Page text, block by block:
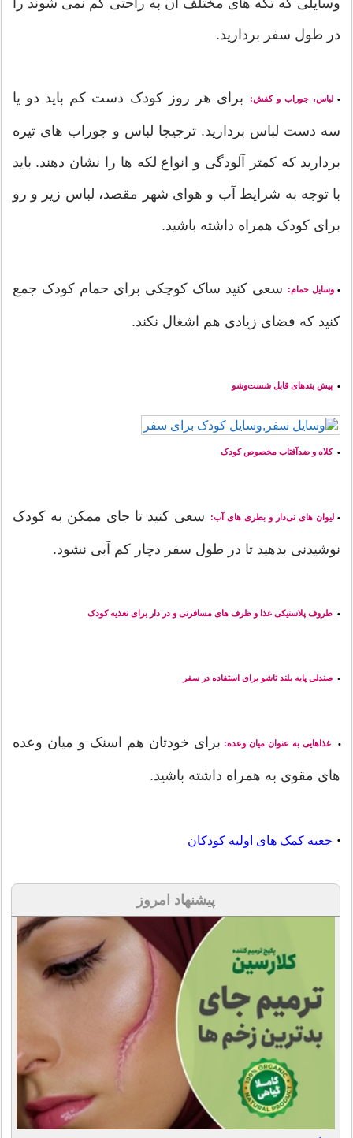
در طول سفر بردارید.
•لباس، جوراب و کفش: برای هر روز کودک دست کم باید دو یا
سه دست لباس بردارید. ترجیجا لباس و جوراب های تیره
بردارید که کمتر آلودگی و انواع لکه ها را نشان دهند. باید
با توجه به شرایط آب و هوای شهر مقصد، لباس زیر و رو
برای کودک همراه داشته باشید.
•وسایل حمام: سعی کنید ساک کوچکی برای حمام کودک جمع
کنید که فضای زیادی هم اشغال نکند.
•پیش بندهای قابل شست‌وشو
•کلاه و ضدآفتاب مخصوص کودک
•لیوان های نی‌دار و بطری های آب: سعی کنید تا جای ممکن به کودک
نوشیدنی بدهید تا در طول سفر دچار کم آبی نشود.
•ظروف پلاستیکی غذا و ظرف های مسافرتی و در دار برای تغذیه کودک
•صندلی پایه بلند تاشو برای استفاده در سفر
• غذاهایی به عنوان میان وعده: برای خودتان هم اسنک و میان وعده
های مقوی به همراه داشته باشید.
• جعبه کمک‌ های اولیه کودکان
پیشنهاد امروز